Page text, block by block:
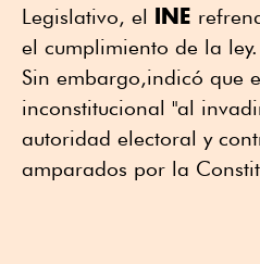
Legislativo, el INE
el cumplimiento de la ley.
Sin embargo,indicó que
inconstitucional "al
autoridad electoral y
amparados por la